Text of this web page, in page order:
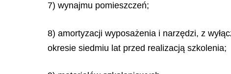
7) wynajmu pomieszczeń;
8) amortyzacji wyposażenia i narzędzi, z
okresie siedmiu lat przed realizacją szkolenia;